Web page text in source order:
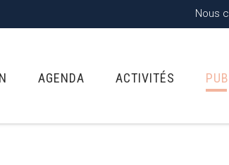
Nous
AGENDA ACTIVITÉS